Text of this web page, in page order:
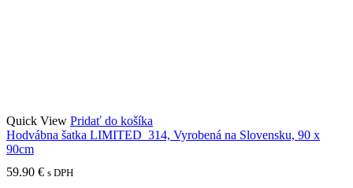
Quick View Pridať do košíka
Hodvábna šatka LIMITED_314, Vyrobená na Slovensku, 90 x
90cm
59.90 € s DPH